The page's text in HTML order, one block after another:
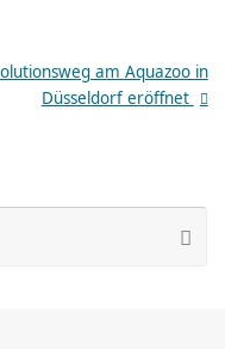
am Aquazoo in
Düsseldorf eröffnet